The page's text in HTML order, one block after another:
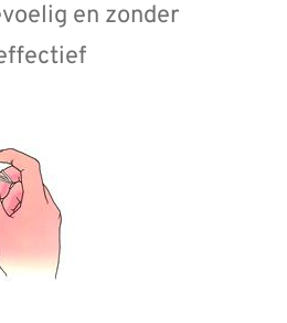
en zonder